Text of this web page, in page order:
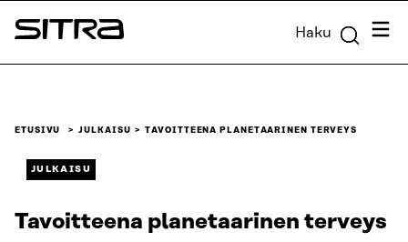
Siirry
suoraan
Sitra Haku
ETUSIVU JULKAISU TAVOITTEENA PLANETAARINEN TERVEYS
JULKAISU
Tavoitteena planetaarinen terveys